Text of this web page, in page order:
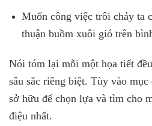
Muốn công việc trôi chảy ta
thuận buồm xuôi gió trên
Nói tóm lại mỗi một họa tiết
sâu sắc riêng biệt. Tùy vào
sở hữu để chọn lựa và tìm cho
điệu nhất.